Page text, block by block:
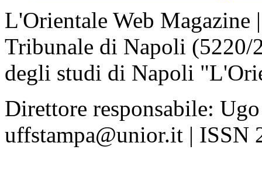
L'Orientale Web Magazine
Tribunale di Napoli
degli studi di Napoli
Direttore responsabile:
uffstampa@unior.it | ISSN